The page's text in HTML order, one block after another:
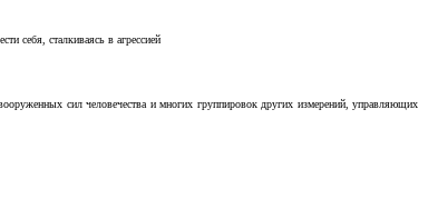
себя, сталкиваясь в агрессией
сил человечества и многих группировок других измерений, управляющих